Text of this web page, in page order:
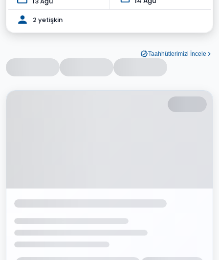
2 yetişkin
Taahhütlerimizi İncele